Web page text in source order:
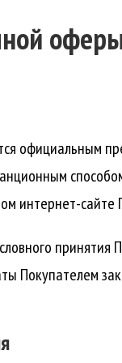
официальным
интернет-
Покупателем